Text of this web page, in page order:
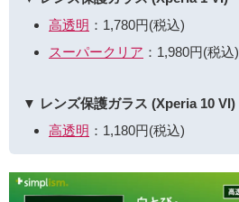
高透明 ：1,780円(税込)
スーパークリア ：1,980円(税込)
▼ レンズ保護ガラス (Xperia 10 VI)
高透明 ：1,180円(税込)